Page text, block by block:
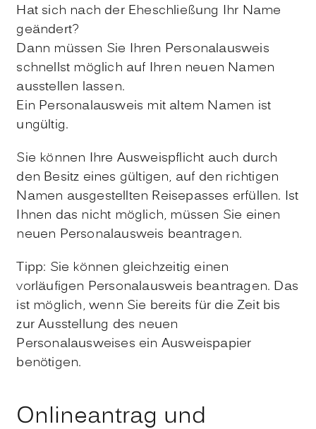
Hat sich nach der Eheschließung Ihr Name
geändert?
Dann müssen Sie Ihren Personalausweis
schnellst möglich auf Ihren neuen Namen
ausstellen lassen.
Ein Personalausweis mit altem Namen ist
ungültig.
Sie können Ihre Ausweispflicht auch durch
den Besitz eines gültigen, auf den richtigen
Namen ausgestellten Reisepasses erfüllen. Ist
Ihnen das nicht möglich, müssen Sie einen
neuen Personalausweis beantragen.
Tipp: Sie können gleichzeitig einen
vorläufigen Personalausweis beantragen. Das
ist möglich, wenn Sie bereits für die Zeit bis
zur Ausstellung des neuen
Personalausweises ein Ausweispapier
benötigen.
Onlineantrag und